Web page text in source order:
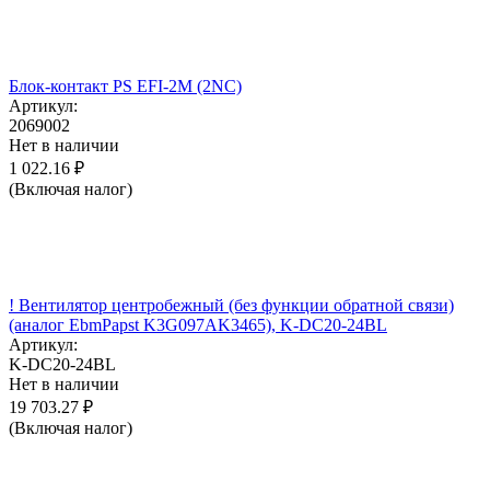
Блок-контакт PS EFI-2M (2NC)
Артикул:
2069002
Нет в наличии
1 022.16 ₽
(Включая налог)
! Вентилятор центробежный (без функции обратной связи)
(аналог EbmPapst K3G097AK3465), K-DC20-24BL
Артикул:
K-DC20-24BL
Нет в наличии
19 703.27 ₽
(Включая налог)